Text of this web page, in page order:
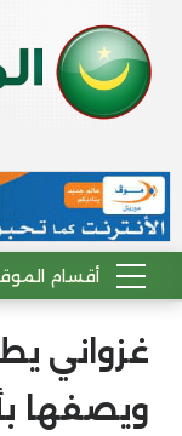
غزواني
ويصفها